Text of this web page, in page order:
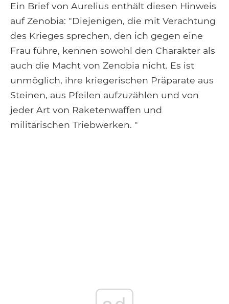
Ein Brief von Aurelius enthält diesen Hinweis
auf Zenobia: "Diejenigen, die mit Verachtung
des Krieges sprechen, den ich gegen eine
Frau führe, kennen sowohl den Charakter als
auch die Macht von Zenobia nicht. Es ist
unmöglich, ihre kriegerischen Präparate aus
Steinen, aus Pfeilen aufzuzählen und von
jeder Art von Raketenwaffen und
militärischen Triebwerken. "